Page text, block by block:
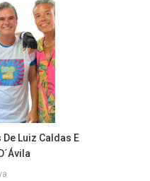
Luiz Caldas E